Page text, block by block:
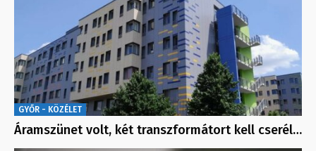
GYŐR - KÖZÉLET
Áramszünet volt, két transzformátort kell cserél…